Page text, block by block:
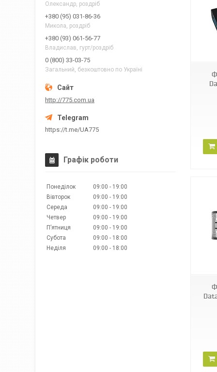
Олександр, роздріб
+380 (95) 031-86-36
Микола, роздріб
+380 (93) 061-56-77
Владислав, гурт/роздріб
0 (800) 33-03-75
Загальний, безкоштовно по Україні
http://775.com.ua
https://t.me/UA775
Графік роботи
Понеділок 09:00
19:00
Вівторок
09:00
19:00
Середа
09:00
19:00
Четвер
09:00
19:00
Пʼятниця
09:00
19:00
Субота
09:00
18:00
Неділя
09:00 18:00